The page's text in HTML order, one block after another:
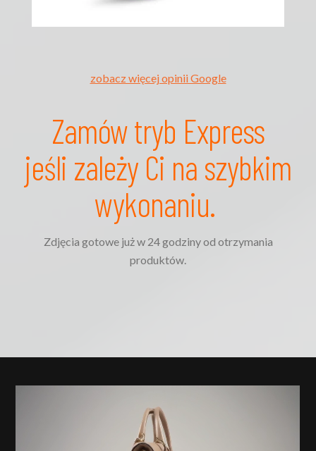
zobacz więcej opinii Google
Zamów tryb Express
jeśli zależy Ci na szybkim
wykonaniu.
Zdjęcia gotowe już w 24 godziny od otrzymania
produktów.